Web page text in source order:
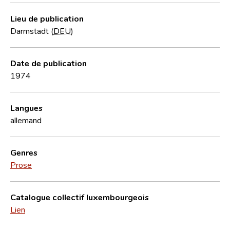
Lieu de publication
Darmstadt (DEU)
Date de publication
1974
Langues
allemand
Genres
Prose
Catalogue collectif luxembourgeois
Lien